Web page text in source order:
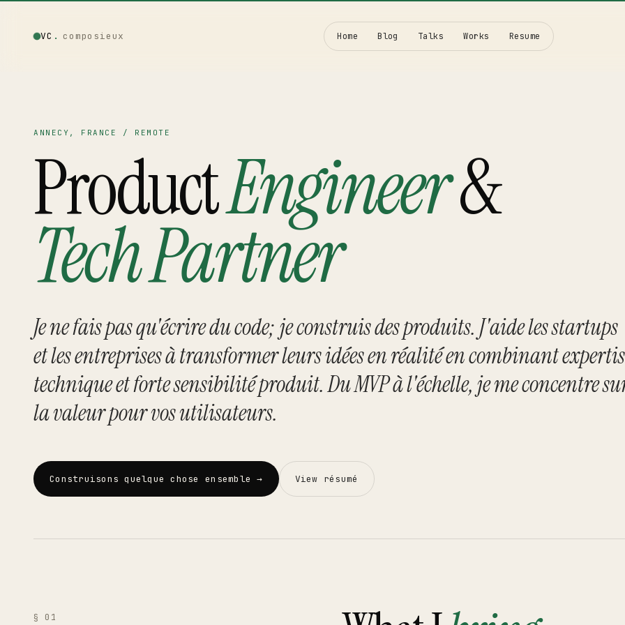
↵
VC . composieux Home Blog Talks Works Resume
Home
02 Blog
03 Talks ↗
04 Works
Resume
GitHub LinkedIn Malt X
ANNECY, FRANCE / REMOTE
ProductEngineer&
Tech Partner
Je ne fais pas qu'écrire du code; je construis des produits. J'aide les startups
et les entreprises à transformer leurs idées en réalité en combinant
technique et forte sensibilité produit. Du MVP à l'échelle, je me concentre
la valeur pour vos utilisateurs.
Construisons quelque chose ensemble → View résumé
§ 01